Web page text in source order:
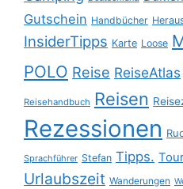
Gutschein Handbücher
InsiderTipps Karte Loose
POLO Reise ReiseAtlas
Reisehandbuch Reisen
Rezessionen
Sprachführer Stefan Tipps.
Urlaubszeit Wanderungen